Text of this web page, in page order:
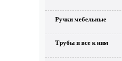
Ручки мебельные
Трубы и все к ним